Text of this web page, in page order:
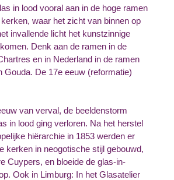
in lood vooral aan in de hoge ramen
waar het zicht van binnen op
invallende licht het kunstzinnige
Denk aan de ramen in de
en in Nederland in de ramen
Gouda. De 17e eeuw (reformatie)
van verval, de beeldenstorm
in lood ging verloren. Na het herstel
hiërarchie in 1853 werden er
kerken in neogotische stijl gebouwd,
Cuypers, en bloeide de glas-in-
Ook in Limburg: In het Glasatelier